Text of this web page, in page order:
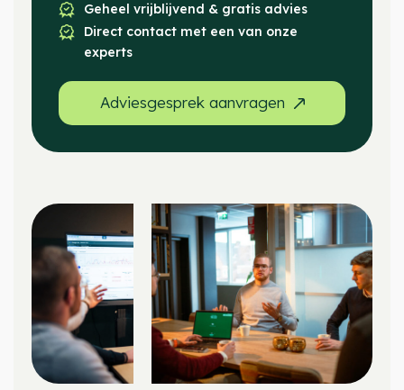
Geheel vrijblijvend & gratis advies
Direct contact met een van onze
experts
Adviesgesprek aanvragen